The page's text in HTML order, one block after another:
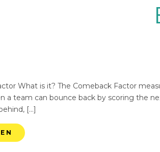
What is it? The Comeback Factor
a team can bounce back by scoring the
[…]